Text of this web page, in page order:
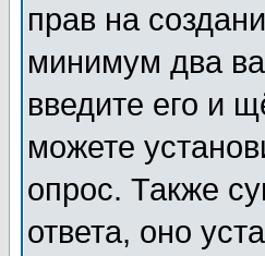
прав на
минимум два
введите его и
можете
опрос. Также
ответа, оно